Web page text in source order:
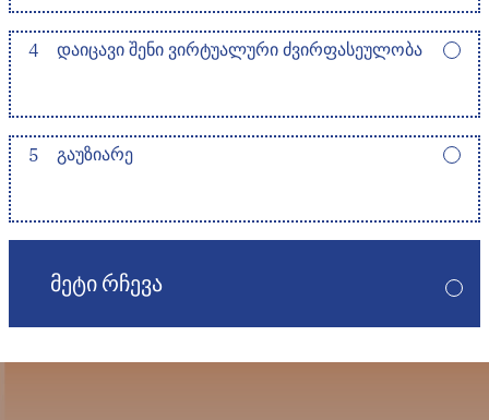
4 ᲓᲐᲘᲪᲐᲕᲘ ᲨᲔᲜᲘ ᲕᲘᲠᲢᲣᲐᲚᲣᲠᲘ ᲫᲕᲘᲠᲤᲐᲡᲔᲣᲚᲝᲑᲐ
5 ᲒᲐᲣᲖᲘᲐᲠᲔ
ᲛᲔᲢᲘ ᲠᲩᲔᲕᲐ